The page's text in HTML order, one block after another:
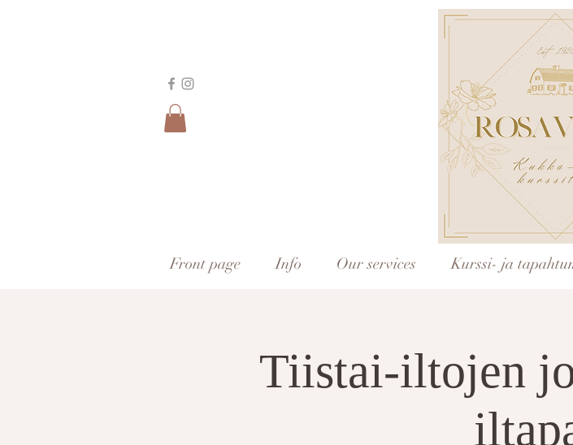
Front page Info Our services Kurssi- ja
Tiistai-iltojen